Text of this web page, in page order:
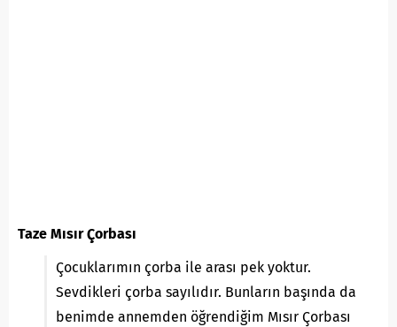
Taze Mısır Çorbası
Çocuklarımın çorba ile arası pek yoktur.
Sevdikleri çorba sayılıdır. Bunların başında da
benimde annemden öğrendiğim Mısır Çorbası